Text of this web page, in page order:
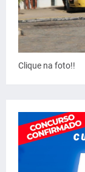
Clique na foto!!